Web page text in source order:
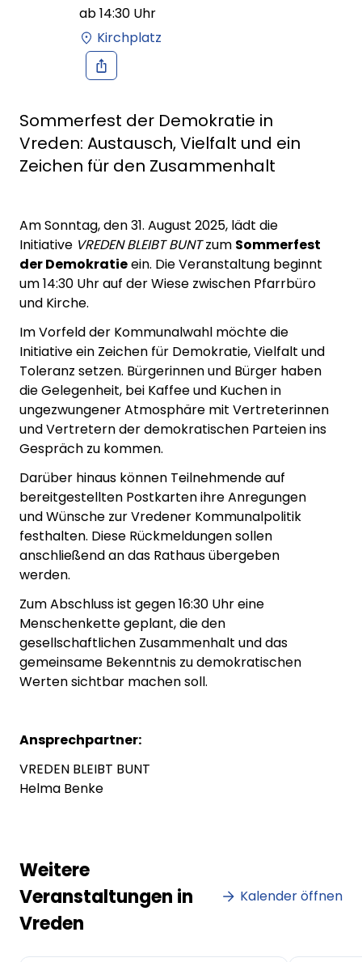
ab14:30 Uhr
Kirchplatz
Sommerfest der Demokratie in
Vreden: Austausch, Vielfalt und ein
Zeichen für den Zusammenhalt
Am Sonntag, den 31. August 2025, lädt die
Initiative VREDEN BLEIBT BUNTzum Sommerfest
der Demokratieein. Die Veranstaltung beginnt
um 14:30 Uhr auf der Wiese zwischen Pfarrbüro
und Kirche.
Im Vorfeld der Kommunalwahl möchte die
Initiative ein Zeichen für Demokratie, Vielfalt und
Toleranz setzen. Bürgerinnen und Bürger haben
die Gelegenheit, bei Kaffee und Kuchen in
ungezwungener Atmosphäre mit Vertreterinnen
und Vertretern der demokratischen Parteien ins
Gespräch zu kommen.
Darüber hinaus können Teilnehmende auf
bereitgestellten Postkarten ihre Anregungen
und Wünsche zur Vredener Kommunalpolitik
festhalten. Diese Rückmeldungen sollen
anschließend an das Rathaus übergeben
werden.
Zum Abschluss ist gegen 16:30 Uhr eine
Menschenkette geplant, die den
gesellschaftlichen Zusammenhalt und das
gemeinsame Bekenntnis zu demokratischen
Werten sichtbar machen soll.
Ansprechpartner:
VREDEN BLEIBT BUNT
Helma Benke
Weitere
Veranstaltungen in
Vreden
Kalender öffnen